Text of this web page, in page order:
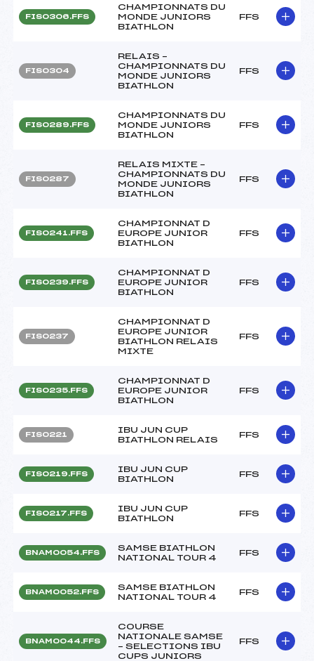
FIS0306.FFS
CHAMPIONNATS DU
MONDE JUNIORS
BIATHLON
FFS
FIS0304
RELAIS –
CHAMPIONNATS DU
MONDE JUNIORS
BIATHLON
FFS
FIS0289.FFS
CHAMPIONNATS DU
MONDE JUNIORS
BIATHLON
FFS
FIS0287
RELAIS MIXTE –
CHAMPIONNATS DU
MONDE JUNIORS
BIATHLON
FFS
FIS0241.FFS
CHAMPIONNAT D
EUROPE JUNIOR
BIATHLON
FFS
FIS0239.FFS
CHAMPIONNAT D
EUROPE JUNIOR
BIATHLON
FFS
FIS0237
CHAMPIONNAT D
EUROPE JUNIOR
BIATHLON RELAIS
MIXTE
FFS
FIS0235.FFS
CHAMPIONNAT D
EUROPE JUNIOR
BIATHLON
FFS
FIS0221
IBU JUN CUP
BIATHLON RELAIS
FFS
FIS0219.FFS
IBU JUN CUP
BIATHLON
FFS
FIS0217.FFS
IBU JUN CUP
BIATHLON
FFS
BNAM0054.FFS
SAMSE BIATHLON
NATIONAL TOUR 4
FFS
BNAM0052.FFS
SAMSE BIATHLON
NATIONAL TOUR 4
FFS
BNAM0044.FFS
COURSE
NATIONALE SAMSE
– SELECTIONS IBU
CUPS JUNIORS
FFS